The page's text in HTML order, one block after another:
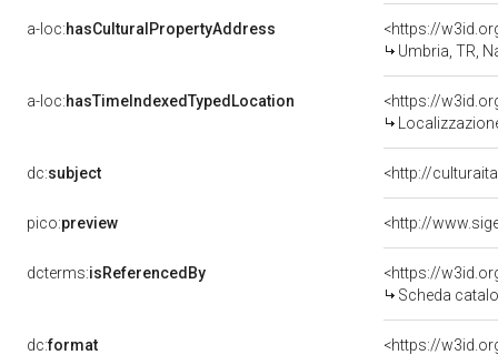
a-loc:hasCulturalPropertyAddress
<https://
Umbria, TR,
a-loc:hasTimeIndexedTypedLocation
<https://
dc:subject <http://
pico:preview
dcterms:isReferencedBy
<https://
Scheda
dc:format
<https://